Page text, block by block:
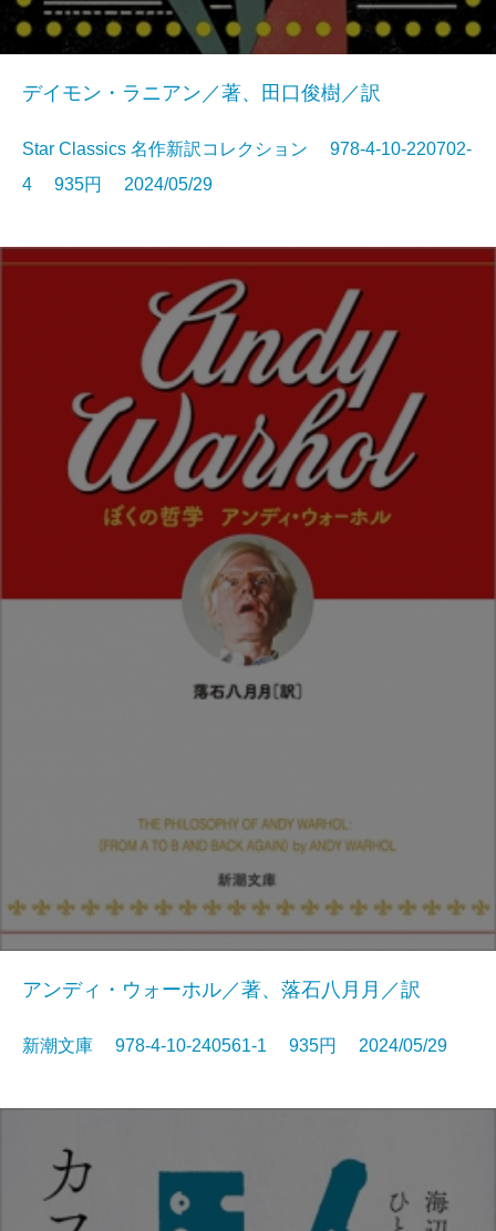
デイモン・ラニアン／著、田口俊樹／訳
Star Classics 名作新訳コレクション 978-4-10-220702-
4 935円 2024/05/29
アンディ・ウォーホル／著、落石八月月／訳
新潮文庫 978-4-10-240561-1 935円 2024/05/29